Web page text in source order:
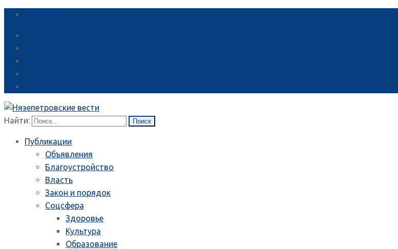
Найти:
Публикации
Объявления
Благоустройство
Власть
Закон и порядок
Соцсфера
Здоровье
Культура
Образование